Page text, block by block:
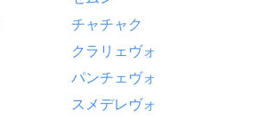
チャチャク
クラリェヴォ
パンチェヴォ
スメデレヴォ